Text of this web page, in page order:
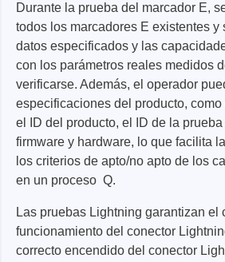
Durante la prueba del marcador E,
todos los marcadores E existentes y
datos especificados y las
con los parámetros reales medidos
verificarse. Además, el operador
especificaciones del producto,
el ID del producto, el ID de la
firmware y hardware, lo que facilita
los criterios de apto/no apto de los
en un proceso Q.
Las pruebas Lightning garantizan el
funcionamiento del conector
correcto encendido del conector